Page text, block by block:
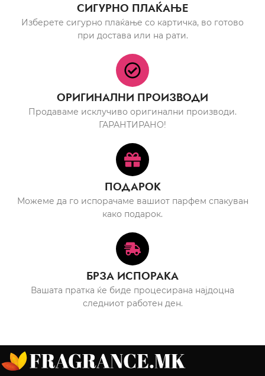
СИГУРНО ПЛАЌАЊЕ
Изберете сигурно плаќање со картичка, во готово
при достава или на рати.
ОРИГИНАЛНИ ПРОИЗВОДИ
Продаваме исклучиво оригинални производи.
ГАРАНТИРАНО!
ПОДАРОК
Можеме да го испорачаме вашиот парфем спакуван
како подарок.
БРЗА ИСПОРАКА
Вашата пратка ќе биде процесирана најдоцна
следниот работен ден.